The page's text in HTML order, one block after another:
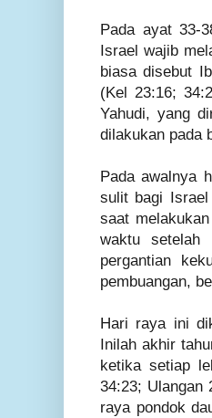
Pada ayat 33-
Israel wajib
biasa disebut
(Kel 23:16;
Yahudi, yang
dilakukan pada
Pada awalnya
sulit bagi Israel
saat
waktu setelah
pergantian
pembuangan,
Hari raya ini
Inilah akhir
ketika setiap
34:23; Ulangan
raya pondok